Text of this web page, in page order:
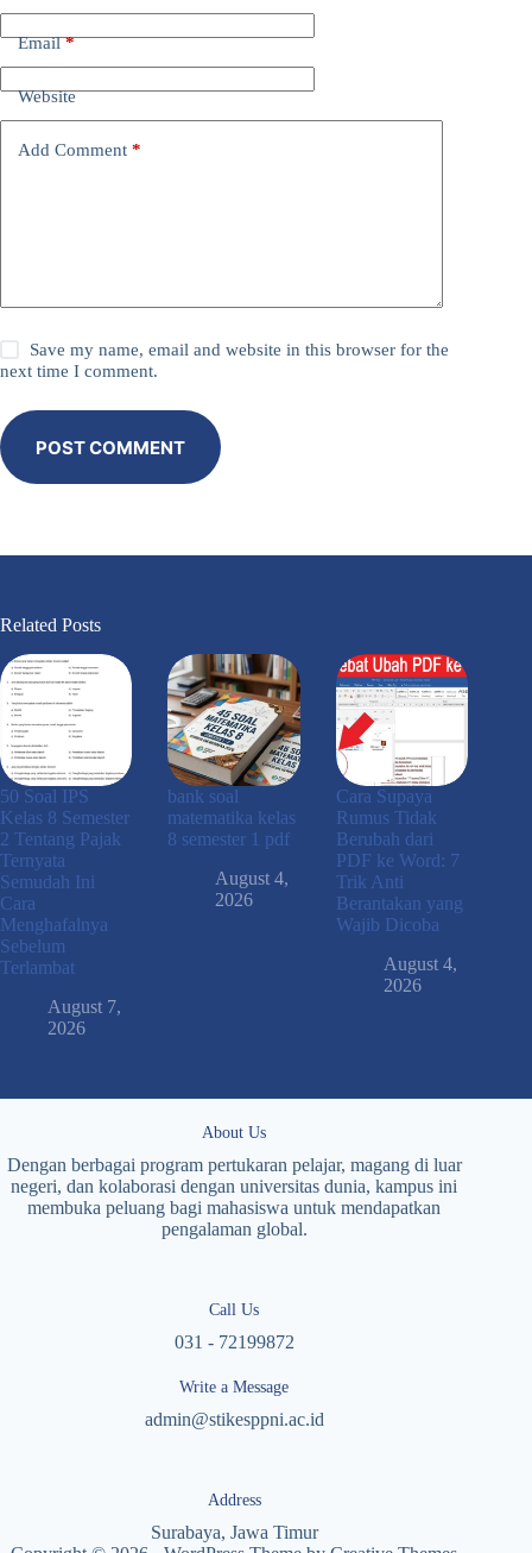
Email*
Website
Add Comment *
Save my name, email and website in this browser for the
next time I comment.
POST COMMENT
Related Posts
50 Soal IPS
Kelas 8 Semester
2 Tentang Pajak
Ternyata
Semudah Ini
Cara
Menghafalnya
Sebelum
Terlambat
August 7,
2026
bank soal
matematika kelas
8 semester 1 pdf
August 4,
2026
Cara Supaya
Rumus Tidak
Berubah dari
PDF ke Word: 7
Trik Anti
Berantakan yang
Wajib Dicoba
August 4,
2026
About Us
Dengan berbagai program pertukaran pelajar, magang di luar
negeri, dan kolaborasi dengan universitas dunia, kampus ini
membuka peluang bagi mahasiswa untuk mendapatkan
pengalaman global.
Call Us
031 - 72199872
Write a Message
admin@stikesppni.ac.id
Address
Surabaya, Jawa Timur